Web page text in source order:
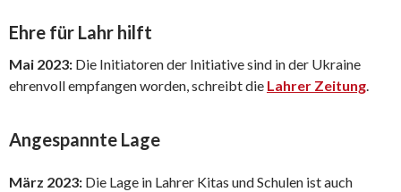
Ehre für Lahr hilft
Mai 2023: Die Initiatoren der Initiative sind in der Ukraine
ehrenvoll empfangen worden, schreibt die Lahrer Zeitung.
Angespannte Lage
März 2023: Die Lage in Lahrer Kitas und Schulen ist auch